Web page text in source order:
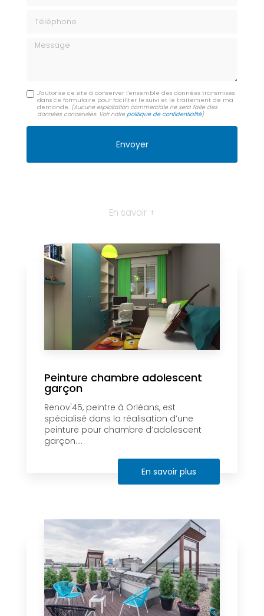
Message
J'autorise ce site à conserver l'ensemble des données transmises
dans ce formulaire pour faciliter le suivi et le traitement de ma
demande. (Aucune exploitation commerciale ne sera faite des
données concervées. Voir notrepolitique de confidentialité)
En savoir +
Peinture chambre adolescent
garçon
Renov'45, peintre à Orléans, est
spécialisé dans la réalisation d’une
peinture pour chambre d’adolescent
garçon....
En savoir plus